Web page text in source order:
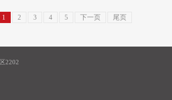
1 2 3 4 5 下一页 尾页
2202